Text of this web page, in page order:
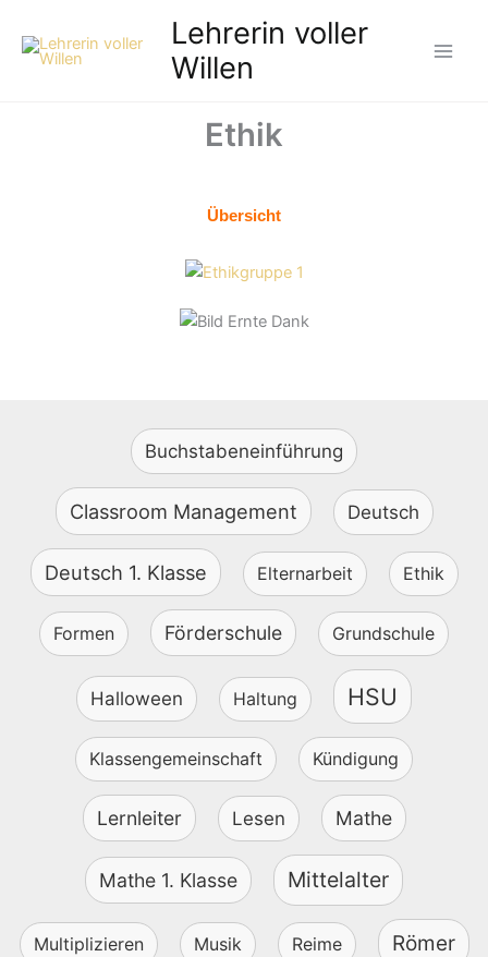
Inhalt
springen
Lehrerin voller
Willen
Ethik
Übersicht
Buchstabeneinführung
Classroom Management Deutsch
Deutsch 1. Klasse Elternarbeit Ethik
Formen Förderschule Grundschule
Halloween Haltung HSU
Klassengemeinschaft Kündigung
Lernleiter Lesen Mathe
Mathe 1. Klasse Mittelalter
Multiplizieren Musik Reime Römer